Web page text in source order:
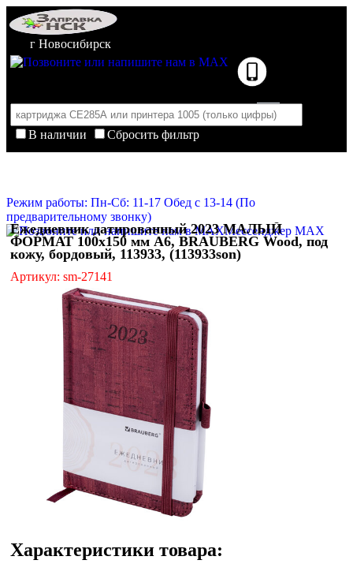
г Новосибирск
В наличии
Сбросить фильтр
Корзина пуста
Режим работы: Пн-Сб: 11-17 Обед с 13-14 (По
предварительному звонку)
Мессенджер MAX
Ежедневник датированный 2023 МАЛЫЙ
ФОРМАТ 100х150 мм А6, BRAUBERG Wood, под
кожу, бордовый, 113933, (113933son)
Артикул: sm-27141
Характеристики товара: